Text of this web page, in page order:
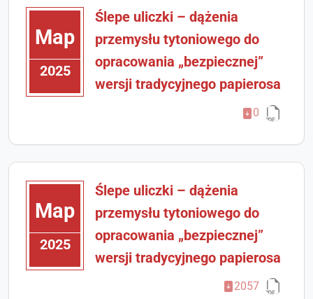
Мар
2025
Ślepe uliczki – dążenia
przemysłu tytoniowego do
opracowania „bezpiecznej”
wersji tradycyjnego papierosa
0
Мар
2025
Ślepe uliczki – dążenia
przemysłu tytoniowego do
opracowania „bezpiecznej”
wersji tradycyjnego papierosa
2057